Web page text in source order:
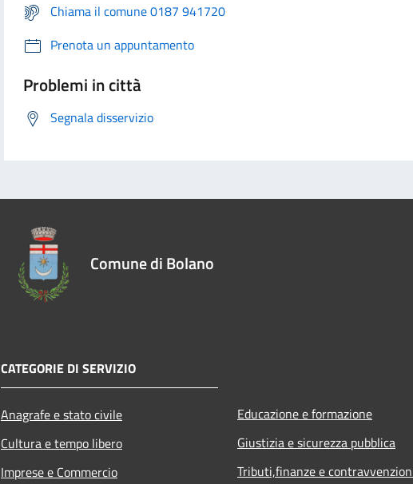
Chiama il comune 0187 941720
Prenota un appuntamento
Problemi in città
Segnala disservizio
Comune di Bolano
CATEGORIE DI SERVIZIO
Anagrafe e stato civile
Cultura e tempo libero
Imprese e Commercio
Educazione e formazione
Giustizia e sicurezza pubblica
Tributi,finanze e